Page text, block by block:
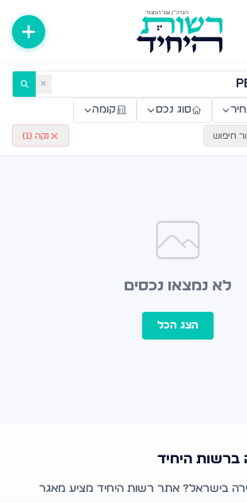
— רשות היחיד ✕
סוג נכס קומה
חיפוש נקה ( 1
)
לא נמצאו נכסים
הצג הכל
ברשות היחיד
בישראל? אתר רשות היחיד מציע מאגר